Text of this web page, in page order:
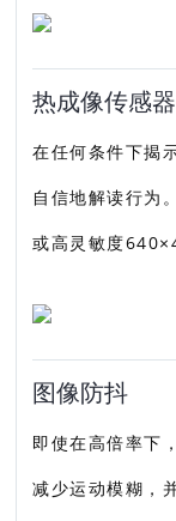
热成像传感器
在任何条件下揭
自信地解读行为
或高灵敏度
图像防抖
即使在高倍率下
减少运动模糊，